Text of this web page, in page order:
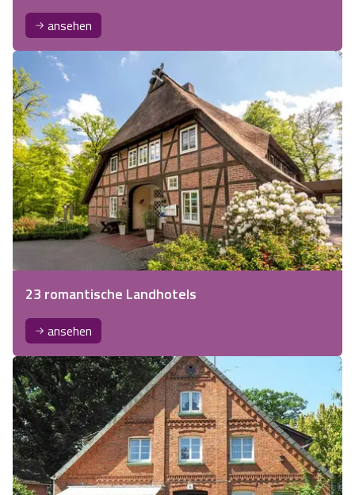
ansehen
23 romantische Landhotels
ansehen